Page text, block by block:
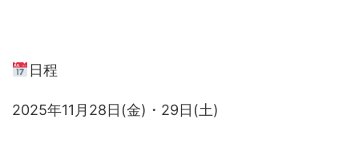
日程
2025年11月28日(金)・29日(土)